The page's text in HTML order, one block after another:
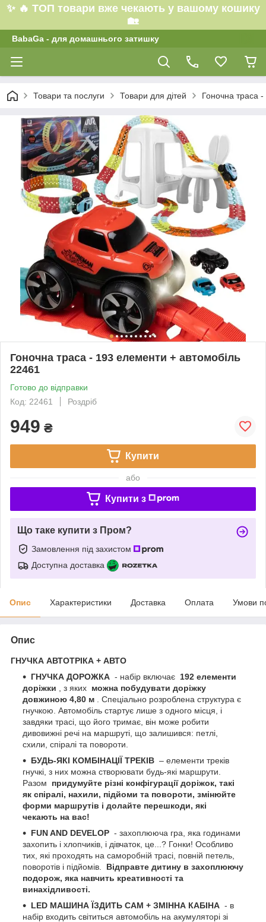
✨ 🔥 ТОП товари вже чекають у вашому кошику
🏡
BabaGa - для домашнього затишку
Товари та послуги Товари для дітей Гоночна траса
Гоночна траса - 193 елементи + автомобіль
22461
Готово до відправки
Код: 22461
Роздріб
949 ₴
Купити
або
Купити з
Що таке купити з Пром?
Замовлення під захистом
Доступна доставка
Опис Характеристики Доставка Оплата Умови
Опис
ГНУЧКА АВТОТРІКА + АВТО
ГНУЧКА ДОРОЖКА - набір включає 192 елементи
доріжки , з яких можна побудувати доріжку
довжиною 4,80 м . Спеціально розроблена структура є
гнучкою. Автомобіль стартує лише з одного місця, і
завдяки трасі, що його тримає, він може робити
дивовижні речі на маршруті, що залишився: петлі,
схили, спіралі та повороти.
БУДЬ-ЯКІ КОМБІНАЦІЇ ТРЕКІВ – елементи треків
гнучкі, з них можна створювати будь-які маршрути.
Разом придумуйте різні конфігурації доріжок, такі
як спіралі, нахили, підйоми та повороти, змінюйте
форми маршрутів і долайте перешкоди, які
чекають на вас!
FUN AND DEVELOP - захоплююча гра, яка годинами
захопить і хлопчиків, і дівчаток, це...? Гонки! Особливо
тих, які проходять на саморобній трасі, повній петель,
поворотів і підйомів. Відправте дитину в захоплюючу
подорож, яка навчить креативності та
винахідливості.
LED МАШИНА ЇЗДИТЬ САМ + ЗМІННА КАБІНА - в
набір входить світиться автомобіль на акумуляторі зі